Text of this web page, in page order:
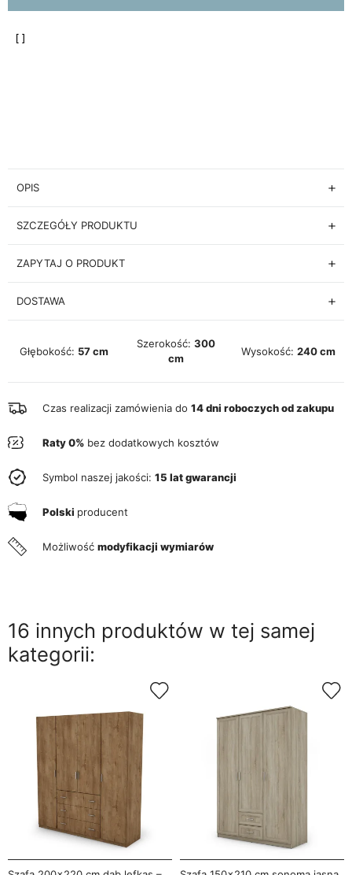
OPIS
SZCZEGÓŁY PRODUKTU
ZAPYTAJ O PRODUKT
DOSTAWA
Głębokość: 57 cm
Szerokość: 300
cm
Wysokość: 240 cm
Czas realizacji zamówienia do 14 dni roboczych od zakupu
Raty 0% bez dodatkowych kosztów
Symbol naszej jakości: 15 lat gwarancji
Polski producent
Możliwość modyfikacji wymiarów
16 innych produktów w tej samej
kategorii: